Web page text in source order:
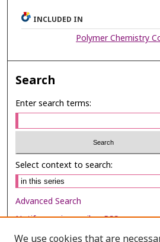
INCLUDED IN
Polymer Chemistry
Search
Enter search terms:
Select context to search:
Advanced Search
Notify me via email orRSS
We use cookies that are